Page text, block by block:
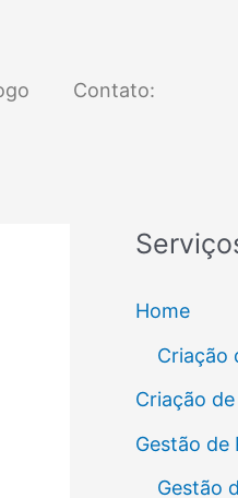
Contato:
Home
Criação
Criação
Gestão de
Gestão